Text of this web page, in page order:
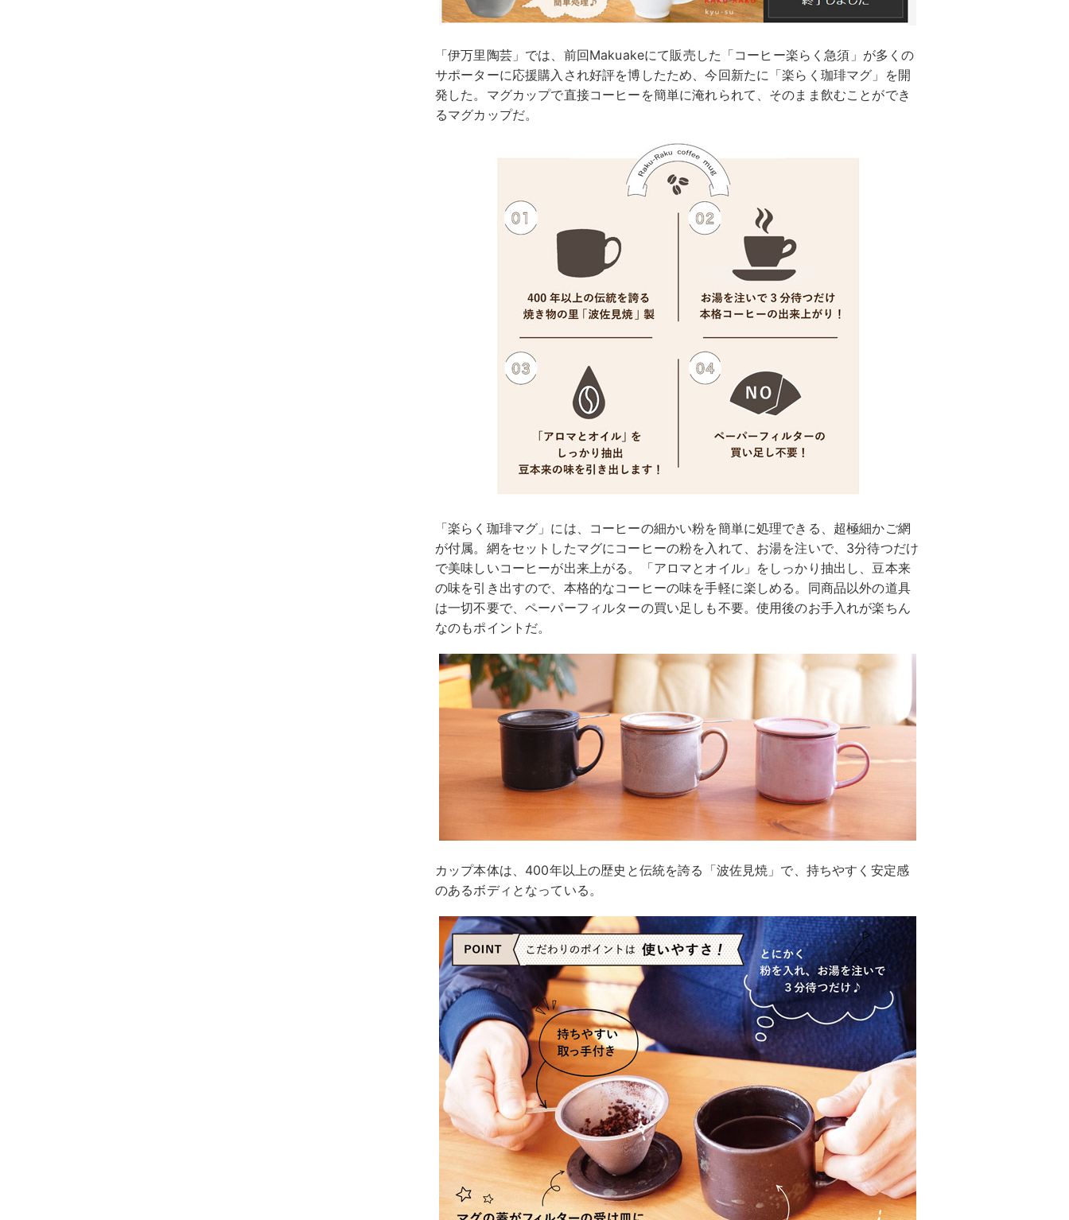
「伊万里陶芸」では、前回Makuakeにて販売した「コーヒー楽らく急須」が多くの
サポーターに応援購入され好評を博したため、今回新たに「楽らく珈琲マグ」を開
発した。マグカップで直接コーヒーを簡単に淹れられて、そのまま飲むことができ
るマグカップだ。
「楽らく珈琲マグ」には、コーヒーの細かい粉を簡単に処理できる、超極細かご網
が付属。網をセットしたマグにコーヒーの粉を入れて、お湯を注いで、3分待つだけ
で美味しいコーヒーが出来上がる。「アロマとオイル」をしっかり抽出し、豆本来
の味を引き出すので、本格的なコーヒーの味を手軽に楽しめる。同商品以外の道具
は一切不要で、ペーパーフィルターの買い足しも不要。使用後のお手入れが楽ちん
なのもポイントだ。
カップ本体は、400年以上の歴史と伝統を誇る「波佐見焼」で、持ちやすく安定感
のあるボディとなっている。